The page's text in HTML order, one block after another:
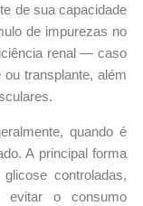
de sua capacidade
de impurezas no
renal — caso
transplante, além
quando é
A principal forma
controladas,
evitar o consumo